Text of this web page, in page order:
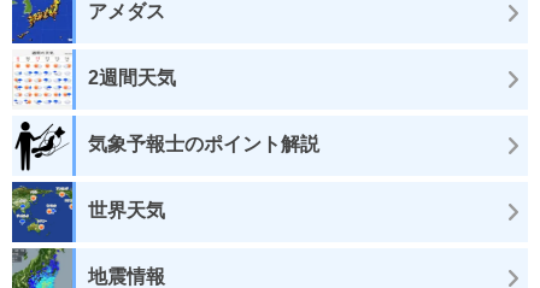
アメダス
2週間天気
気象予報士のポイント解説
世界天気
地震情報